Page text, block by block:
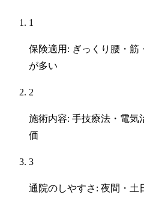
1
保険適用: ぎっくり腰・筋
が多い
2
施術内容: 手技療法・電気
価
3
通院のしやすさ: 夜間・土